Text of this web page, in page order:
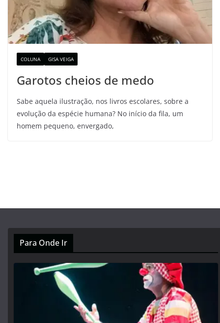
COLUNA GISA VEIGA
Garotos cheios de medo
Sabe aquela ilustração, nos livros escolares, sobre a
evolução da espécie humana? No início da fila, um
homem pequeno, envergado,
Para Onde Ir